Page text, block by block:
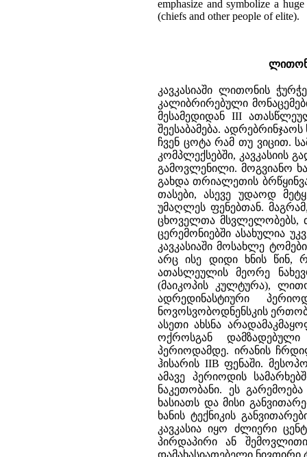
emphasize and symbolize a
(chiefs and other people of elite).
კავკასიაში ლითონის
კალიბრირებული
მესამედიდან III
შეესაბამება.
ჩვენ ცოტა რამ თუ ვიცით.
კომპლექსებში,
გამოვლენილი. მოგვიანო
გახდა თრიალეთის
თასები, ასევე უდაოდ
უმაღლეს ფენებთან.
ცხოველთა მსვლელობებს,
ცერემონიებში ასახულია
კავკასიაში მოსახლე
არც ისე დიდი ხნის წინ,
ათასლეულის მეორე
(მაიკოპის კულტურა),
ადრედინასტიური
ნოვოსვობოდნენსკის
ასეთი ახსნა
ოქროსგან
პერიოდამდე. ირანის
ჰისარის IIB ფენაში.
ამავე პერიოდის
ნაკეთობანი. ეს
ხასიათს და მისი
ხანის ტექნიკის
კავკასია იყო ძლიერი
პირდაპირი ან
დამახასიათებელი ნივთირი